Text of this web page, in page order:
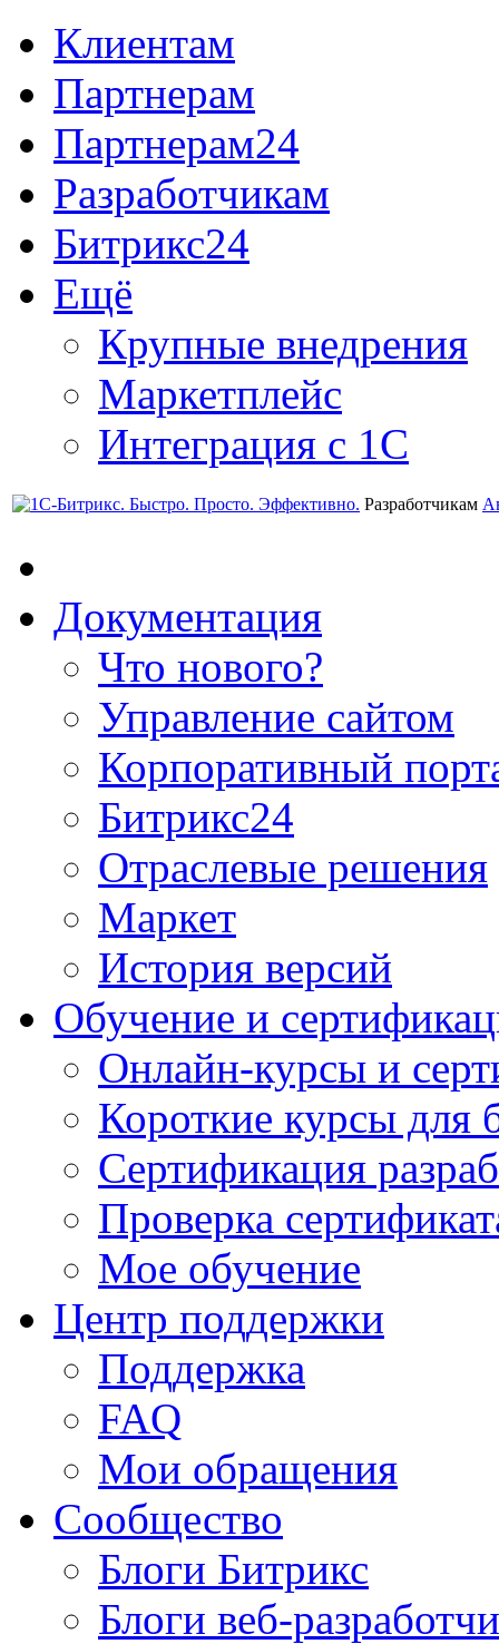
Клиентам
Партнерам
Партнерам24
Разработчикам
Битрикс24
Ещё
Крупные внедрения
Маркетплейс
Интеграция с 1С
Разработчикам
Документация
Что нового?
Управление сайтом
Корпоративный
Битрикс24
Отраслевые решения
Маркет
История версий
Обучение и
Онлайн-курсы и
Короткие курсы для
Сертификация
Проверка
Мое обучение
Центр поддержки
Поддержка
FAQ
Мои обращения
Сообщество
Блоги Битрикс
Блоги веб-